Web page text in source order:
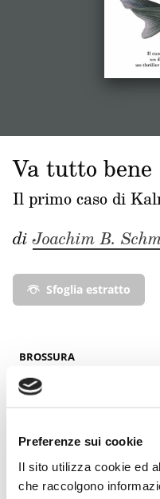
Preferenze sui cookie
Il sito utilizza cookie ed
che raccolgono
Va tutto bene
Il primo caso di
diJoachim B.
Sfoglia estratto
BROSSURA
13,50 €
Acquista su Ibs.it